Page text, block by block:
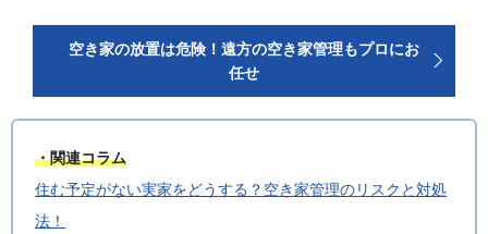
空き家の放置は危険！遠方の空き家管理もプロにお
任せ
・関連コラム
住む予定がない実家をどうする？空き家管理のリスクと対処
法！